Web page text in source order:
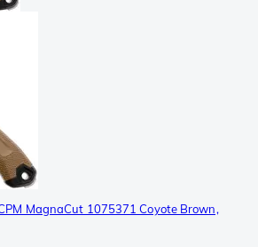
MagnaCut 1075371 Coyote Brown,